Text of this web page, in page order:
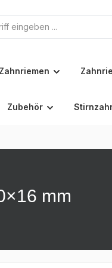
Zahnriemen
Zubehör
mm